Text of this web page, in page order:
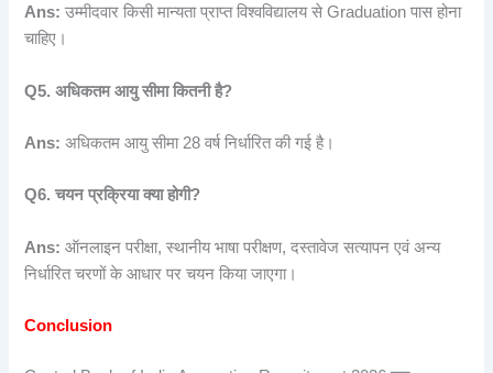
Ans: उम्मीदवार किसी मान्यता प्राप्त विश्वविद्यालय से Graduation पास होना
चाहिए।
Q5.अधिकतमआयुसीमाकितनीहै?
Ans: अधिकतम आयु सीमा 28 वर्ष निर्धारित की गई है।
Q6.चयनप्रक्रियाक्याहोगी?
Ans: ऑनलाइन परीक्षा, स्थानीय भाषा परीक्षण, दस्तावेज सत्यापन एवं अन्य
निर्धारित चरणों के आधार पर चयन किया जाएगा।
Conclusion